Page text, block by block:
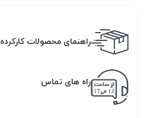
راهنمای محصولات کارکرده
راه های تماس